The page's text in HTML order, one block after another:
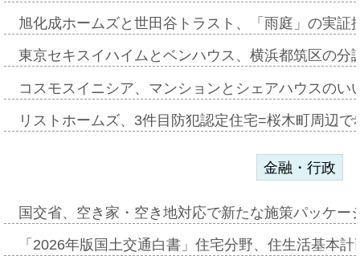
旭化成ホームズと世田谷トラスト、「雨庭」の実
東京セキスイハイムとベンハウス、横浜都筑区の
コスモスイニシア、マンションとシェアハウスの
リストホームズ、3件目防犯認定住宅=桜木町周辺
金融・行政
国交省、空き家・空き地対応で新たな施策パッケ
「2026年版国土交通白書」住宅分野、住生活基本